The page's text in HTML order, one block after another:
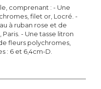
comprenant : - Une
filet or, Locré. -
à ruban rose et de
- Une tasse litron
fleurs polychromes,
: 6 et 6,4cm-D.